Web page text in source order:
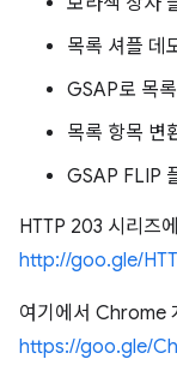
목록 셔플
GSAP로 목
목록 항목
GSAP FLIP
HTTP 203 시리즈
http://goo.gle/
여기에서 Chrome
https://goo.gle/